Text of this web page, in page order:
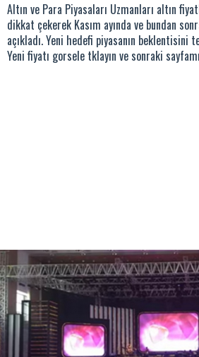
Altın ve Para Piyasaları Uzmanları altın
dikkat çekerek Kasım ayında ve bundan
açıkladı. Yeni hedefi piyasanın beklentisini
Yeni fiyatı gorsele tklayın ve sonraki